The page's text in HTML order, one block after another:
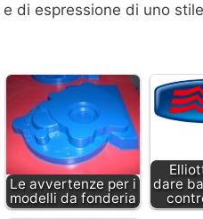
di espressione di uno
Le avvertenze per i
modelli da fonderia
dare